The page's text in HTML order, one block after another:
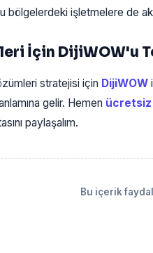
bölgelerdeki işletmelere de
İçin DijiWOW'u
stratejisi için DijiWOW
gelir. Hemen ücretsiz
paylaşalım.
Bu içerik